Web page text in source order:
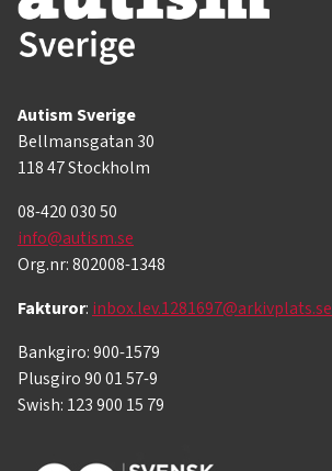
Autism Sverige
Bellmansgatan 30
118 47 Stockholm
08-420 030 50
info@autism.se
Org.nr: 802008-1348
Fakturor: inbox.lev.1281697@arkivplats.se
Bankgiro: 900-1579
Plusgiro 90 01 57-9
Swish: 123 900 15 79